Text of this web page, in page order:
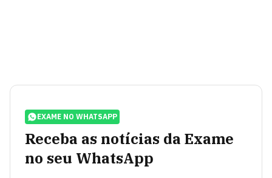
EXAME NO WHATSAPP
Receba as notícias da Exame
no seu WhatsApp